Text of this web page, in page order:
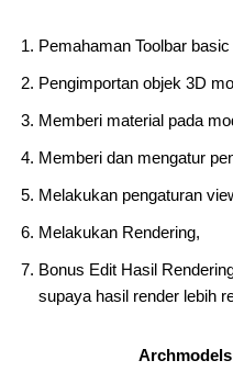
Pemahaman Toolbar
Pengimportan objek 3D
Memberi material pada
Memberi dan mengatur
Melakukan pengaturan
Melakukan Rendering,
Bonus Edit Hasil
supaya hasil render lebih
Archmodels